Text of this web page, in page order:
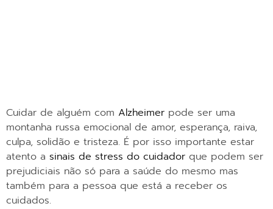
Cuidar de alguém com Alzheimer pode ser uma
montanha russa emocional de amor, esperança, raiva,
culpa, solidão e tristeza. É por isso importante estar
atento a sinais de stress do cuidador que podem ser
prejudiciais não só para a saúde do mesmo mas
também para a pessoa que está a receber os
cuidados.